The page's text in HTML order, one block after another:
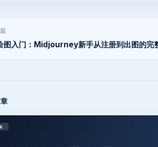
图入门：Midjourney新手从注册到出图的完